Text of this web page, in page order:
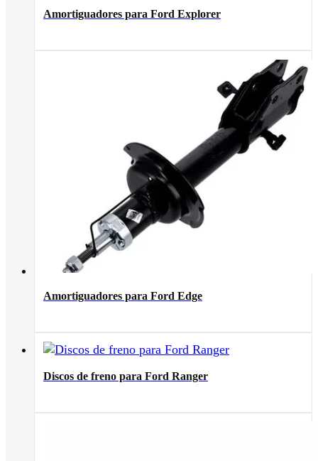
Amortiguadores para Ford Explorer
Amortiguadores para Ford Edge
Discos de freno para Ford Ranger